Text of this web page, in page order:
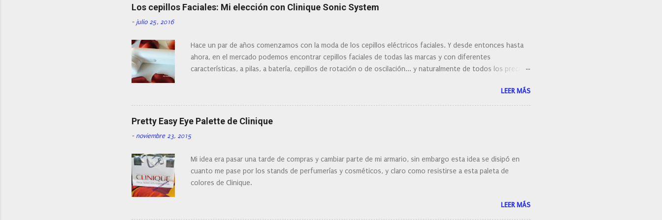
Los cepillos Faciales: Mi elección con Clinique Sonic System
- julio 25, 2016
Hace un par de años comenzamos con la moda de los cepillos eléctricos faciales. Y desde entonces hasta
ahora, en el mercado podemos encontrar cepillos faciales de todas las marcas y con diferentes
características, a pilas, a batería, cepillos de rotación o de oscilación... y naturalmente de todos los precios.
¿Cual es mi tipo de piel? ¿Qué busco?... En este post os voy a dar mi opinión de porque elegí mi cepillo
facial de Clinique
LEER MÁS
Pretty Easy Eye Palette de Clinique
- noviembre 23, 2015
Mi idea era pasar una tarde de compras y cambiar parte de mi armario, sin embargo esta idea se disipó en
cuanto me pase por los stands de perfumerías y cosméticos, y claro como resistirse a esta paleta de
colores de Clinique.
LEER MÁS